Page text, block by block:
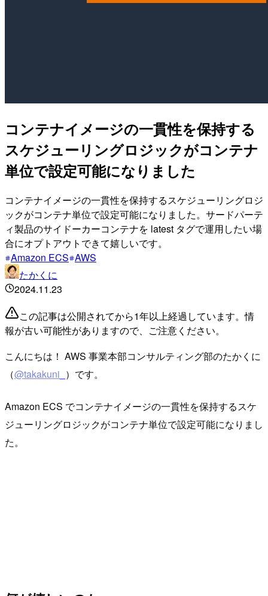
コンテナイメージの一貫性を保持する
スケジューリングロジックがコンテナ
単位で設定可能になりました
コンテナイメージの一貫性を保持するスケジューリングロジ
ックがコンテナ単位で設定可能になりました。サードパーテ
ィ製品のサイドーカーコンテナを latest タグで運用したい場
合にオプトアウトできて嬉しいです。
Amazon ECS AWS
たかくに
2024.11.23
この記事は公開されてから1年以上経過しています。情
報が古い可能性がありますので、ご注意ください。
こんにちは！ AWS 事業本部コンサルティング部のたかくに
（@takakuni_ ）です。
Amazon ECS でコンテナイメージの一貫性を保持するスケ
ジューリングロジックがコンテナ単位で設定可能になりまし
た。